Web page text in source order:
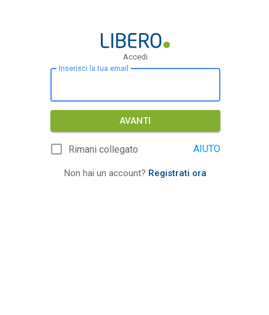
Accedi
Inserisci la tua email
AVANTI
Rimani collegato AIUTO
Non hai un account? Registrati ora